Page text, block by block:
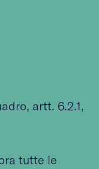
, artt. 6.2.1,
tutte le